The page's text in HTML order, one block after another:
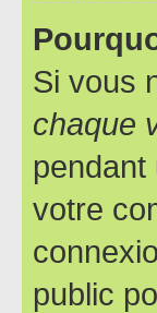
Si vous
chaque
pendant
votre
public